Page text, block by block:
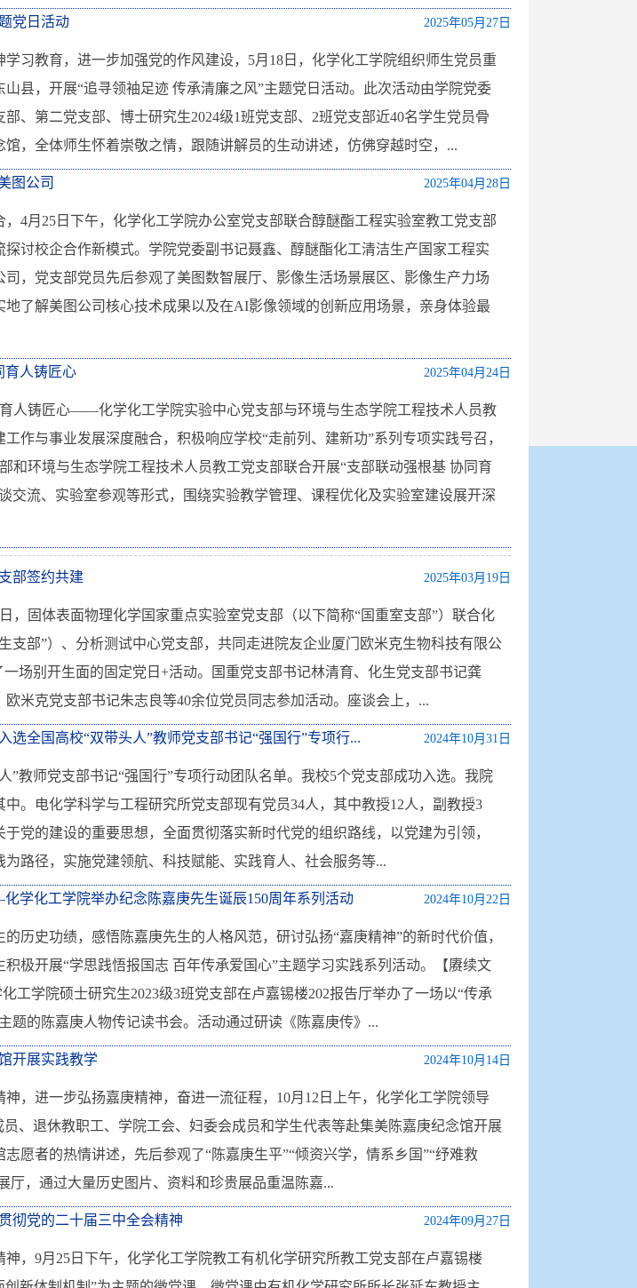
2025年05月27日
党日活动
习教育，进一步加强党的作风建设，5月18日，化学化工学院组织师生党员重
县，开展“追寻领袖足迹 传承清廉之风”主题党日活动。此次活动由学院党委
、第二党支部、博士研究生2024级1班党支部、2班党支部近40名学生党员骨
，全体师生怀着崇敬之情，跟随讲解员的生动讲述，仿佛穿越时空，...
2025年04月28日
图公司
4月25日下午，化学化工学院办公室党支部联合醇醚酯工程实验室教工党支部
讨校企合作新模式。学院党委副书记聂鑫、醇醚酯化工清洁生产国家工程实
，党支部党员先后参观了美图数智展厅、影像生活场景展区、影像生产力场
了解美图公司核心技术成果以及在AI影像领域的创新应用场景，亲身体验最
2025年04月24日
育人铸匠心
人铸匠心——化学化工学院实验中心党支部与环境与生态学院工程技术人员教
与事业发展深度融合，积极响应学校“走前列、建新功”系列专项实践号召，
和环境与生态学院工程技术人员教工党支部联合开展“支部联动强根基 协同育
交流、实验室参观等形式，围绕实验教学管理、课程优化及实验室建设展开深
2025年03月19日
部签约共建
，固体表面物理化学国家重点实验室党支部（以下简称“国重室支部”）联合化
支部”）、分析测试中心党支部，共同走进院友企业厦门欧米克生物科技有限公
场别开生面的固定党日+活动。国重党支部书记林清育、化生党支部书记龚
米克党支部书记朱志良等40余位党员同志参加活动。座谈会上，...
2024年10月31日
选全国高校“双带头人”教师党支部书记“强国行”专项行...
”教师党支部书记“强国行”专项行动团队名单。我校5个党支部成功入选。我院
。电化学科学与工程研究所党支部现有党员34人，其中教授12人，副教授3
党的建设的重要思想，全面贯彻落实新时代党的组织路线，以党建为引领，
路径，实施党建领航、科技赋能、实践育人、社会服务等...
2024年10月22日
学化工学院举办纪念陈嘉庚先生诞辰150周年系列活动
历史功绩，感悟陈嘉庚先生的人格风范，研讨弘扬“嘉庚精神”的新时代价值，
极开展“学思践悟报国志 百年传承爱国心”主题学习实践系列活动。【赓续文
工学院硕士研究生2023级3班党支部在卢嘉锡楼202报告厅举办了一场以“传承
题的陈嘉庚人物传记读书会。活动通过研读《陈嘉庚传》...
2024年10月14日
开展实践教学
，进一步弘扬嘉庚精神，奋进一流征程，10月12日上午，化学化工学院领导
、退休教职工、学院工会、妇委会成员和学生代表等赴集美陈嘉庚纪念馆开展
愿者的热情讲述，先后参观了“陈嘉庚生平”“倾资兴学，情系乡国”“纾难救
厅，通过大量历史图片、资料和珍贵展品重温陈嘉...
2024年09月27日
彻党的二十届三中全会精神
，9月25日下午，化学化工学院教工有机化学研究所教工党支部在卢嘉锡楼